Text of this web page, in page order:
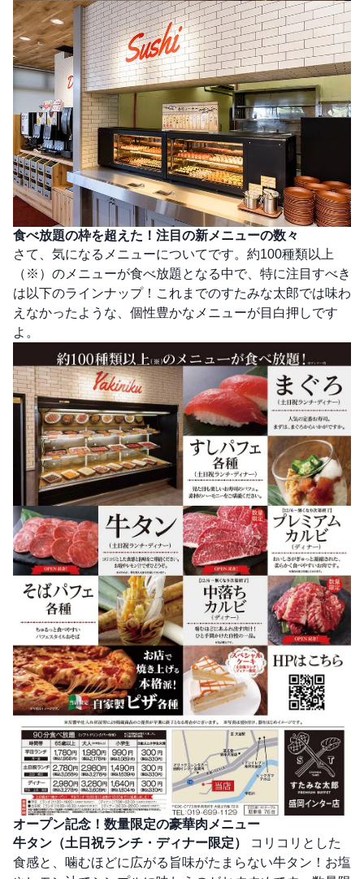
食べ放題の枠を超えた！注目の新メニューの数々
さて、気になるメニューについてです。約100種類以上
（※）のメニューが食べ放題となる中で、特に注目すべき
は以下のラインナップ！これまでのすたみな太郎では味わ
えなかったような、個性豊かなメニューが目白押しです
よ。
オープン記念！数量限定の豪華肉メニュー
牛タン（土日祝ランチ・ディナー限定）
コリコリとした
食感と、噛むほどに広がる旨味がたまらない牛タン！お塩